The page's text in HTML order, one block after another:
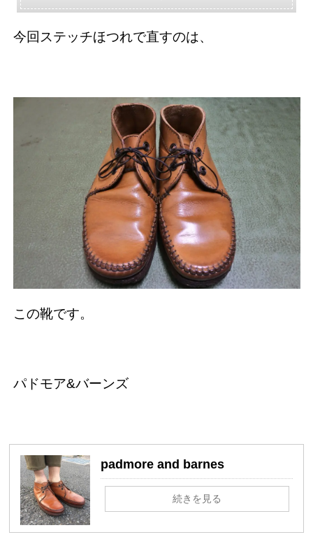
今回ステッチほつれで直すのは、
この靴です。
パドモア&バーンズ
padmore and barnes
続きを見る